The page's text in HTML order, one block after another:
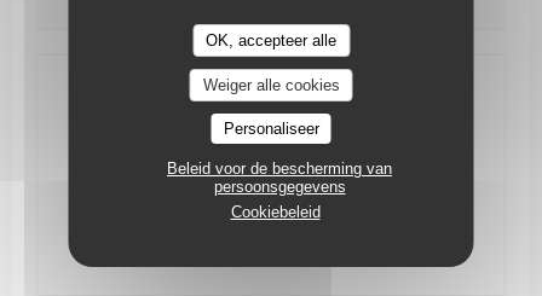
OK, accepteer alle
Weiger alle cookies
Personaliseer
Beleid voor de bescherming van
persoonsgegevens
Cookiebeleid
Toegang
Ondergrondse Métro D - Sans Souci